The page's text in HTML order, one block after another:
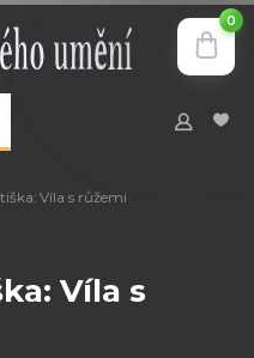
0
Víla s růžemi
Víla s